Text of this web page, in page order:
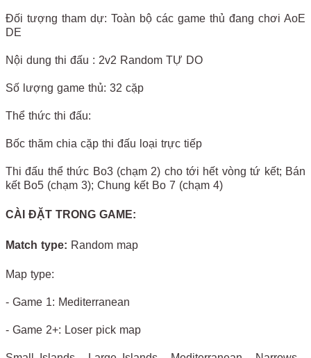
Đối tượng tham dự: Toàn bộ các game thủ đang chơi AoE
DE
Nội dung thi đấu : 2v2 Random TỰ DO
Số lượng game thủ: 32 cặp
Thể thức thi đấu:
Bốc thăm chia cặp thi đấu loại trực tiếp
Thi đấu thể thức Bo3 (chạm 2) cho tới hết vòng tứ kết; Bán
kết Bo5 (chạm 3); Chung kết Bo 7 (chạm 4)
CÀI ĐẶT TRONG GAME:
Match type: Random map
Map type:
- Game 1: Mediterranean
- Game 2+: Loser pick map